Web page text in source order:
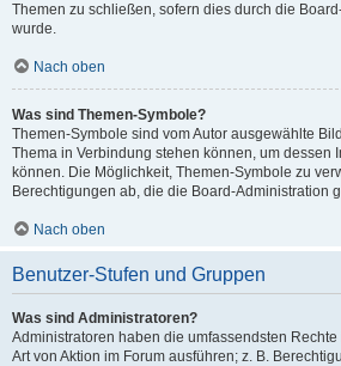
Themen zu schließen, sofern dies durch die
wurde.
Nach oben
Was sind Themen-Symbole?
Themen-Symbole sind vom Autor ausgewählte
Thema in Verbindung stehen können, um dessen
können. Die Möglichkeit, Themen-Symbole zu
Berechtigungen ab, die die Board-Administration
Nach oben
Benutzer-Stufen und Gruppen
Was sind Administratoren?
Administratoren haben die umfassendsten
Art von Aktion im Forum ausführen; z. B.